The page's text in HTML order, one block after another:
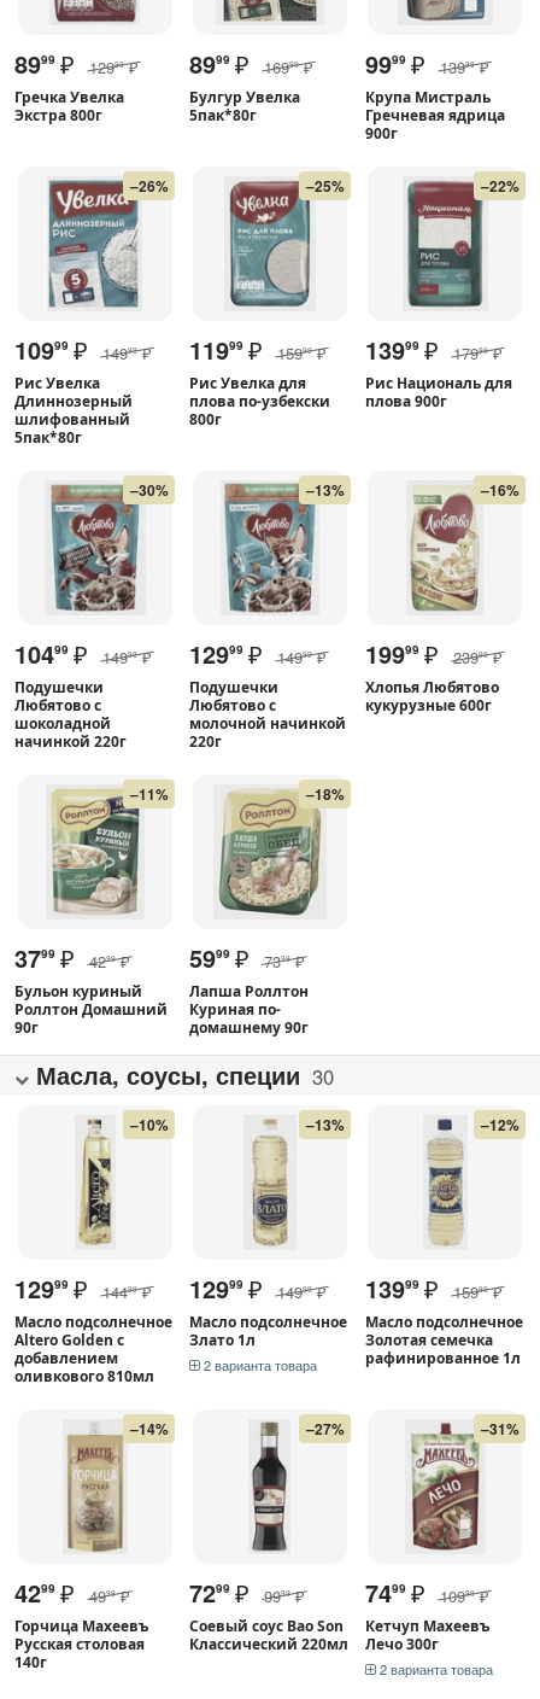
8999 ₽ 12999 ₽
Гречка Увелка
Экстра 800г
8999 ₽ 16999 ₽
Булгур Увелка
5пак*80г
9999 ₽ 13999 ₽
Крупа Мистраль
Гречневая ядрица
900г
–26%
10999 ₽ 14999 ₽
Рис Увелка
Длиннозерный
шлифованный
5пак*80г
–25%
11999 ₽ 15999 ₽
Рис Увелка для
плова по-узбекски
800г
–22%
13999 ₽ 17999 ₽
Рис Националь для
плова 900г
–30%
10499 ₽ 14999 ₽
Подушечки
Любятово с
шоколадной
начинкой 220г
–13%
12999 ₽ 14999 ₽
Подушечки
Любятово с
молочной начинкой
220г
–16%
19999 ₽ 23999 ₽
Хлопья Любятово
кукурузные 600г
–11%
3799 ₽ 4299 ₽
Бульон куриный
Роллтон Домашний
90г
–18%
5999 ₽ 7399 ₽
Лапша Роллтон
Куриная по-
домашнему 90г
Масла, соусы, специи 30
–10%
12999 ₽ 14499 ₽
Масло подсолнечное
Altero Golden с
добавлением
оливкового 810мл
–13%
12999 ₽ 14999 ₽
Масло подсолнечное
Злато 1л
2 варианта товара
–12%
13999 ₽ 15999 ₽
Масло подсолнечное
Золотая семечка
рафинированное 1л
–14%
4299 ₽ 4999 ₽
Горчица Махеевъ
Русская столовая
140г
–27%
7299 ₽ 9999 ₽
Соевый соус Bao Son
Классический 220мл
–31%
7499 ₽ 10999 ₽
Кетчуп Махеевъ
Лечо 300г
2 варианта товара